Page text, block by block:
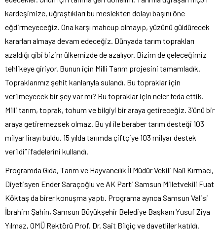
kardeşimize, uğraştıkları bu meslekten dolayı başını öne
eğdirmeyeceğiz. Ona karşı mahcup olmayıp, yüzünü güldürecek
kararları almaya devam edeceğiz. Dünyada tarım toprakları
azaldığı gibi bizim ülkemizde de azalıyor. Bizim de geleceğimiz
tehlikeye giriyor. Bunun için Milli Tarım projesini tamamladık.
Topraklarımız şehit kanlarıyla sulandı. Bu topraklar için
verilmeyecek bir şey var mı? Bu topraklar için neler feda ettik.
Milli tarım, toprak, tohum ve bilgiyi bir araya getireceğiz. 3’ünü bir
araya getiremezsek olmaz. Bu yıl ile beraber tarım desteği 103
milyar lirayı buldu. 15 yılda tarımda çiftçiye 103 milyar destek
verildi” ifadelerini kullandı.
Programda Gıda, Tarım ve Hayvancılık İl Müdür Vekili Nail Kırmacı,
Diyetisyen Ender Saraçoğlu ve AK Parti Samsun Milletvekili Fuat
Köktaş da birer konuşma yaptı. Programa ayrıca Samsun Valisi
İbrahim Şahin, Samsun Büyükşehir Belediye Başkanı Yusuf Ziya
Yılmaz, OMÜ Rektörü Prof. Dr. Sait Bilgiç ve davetliler katıldı.